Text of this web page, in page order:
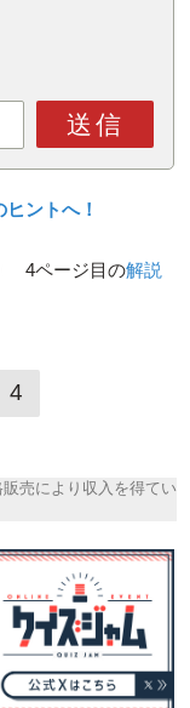
送信
ントへ！
4ページ目の解説
4
売により収入を得てい